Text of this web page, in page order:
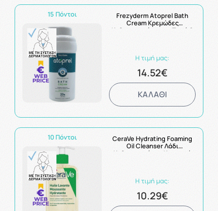
15 Πόντοι
Frezyderm Atoprel Bath
Cream Κρεμώδες
Καθαριστικό για το Ξηρό &
Η τιμή μας:
14.52€
ΚΑΛΑΘΙ
10 Πόντοι
CeraVe Hydrating Foaming
Oil Cleanser Λάδι
Καθαρισμού για Κανονικό
Η τιμή μας:
10.29€